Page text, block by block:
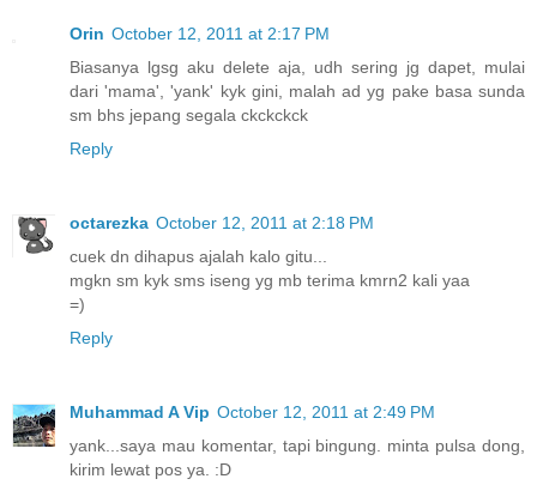
Orin October 12, 2011 at 2:17 PM
Biasanya lgsg aku delete aja, udh sering jg dapet, mulai
dari 'mama', 'yank' kyk gini, malah ad yg pake basa sunda
sm bhs jepang segala ckckckck
Reply
octarezka October 12, 2011 at 2:18 PM
cuek dn dihapus ajalah kalo gitu...
mgkn sm kyk sms iseng yg mb terima kmrn2 kali yaa
=)
Reply
Muhammad A Vip October 12, 2011 at 2:49 PM
yank...saya mau komentar, tapi bingung. minta pulsa dong,
kirim lewat pos ya. :D